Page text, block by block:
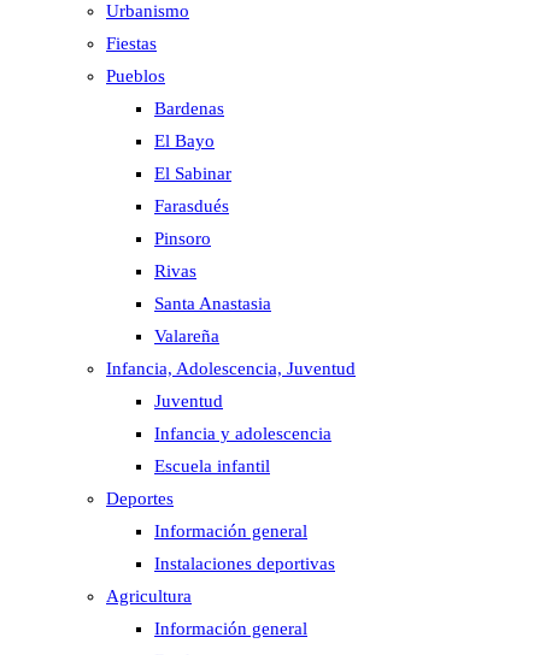
Urbanismo
Fiestas
Pueblos
Bardenas
El Bayo
El Sabinar
Farasdués
Pinsoro
Rivas
Santa Anastasia
Valareña
Infancia, Adolescencia, Juventud
Juventud
Infancia y adolescencia
Escuela infantil
Deportes
Información general
Instalaciones deportivas
Agricultura
Información general